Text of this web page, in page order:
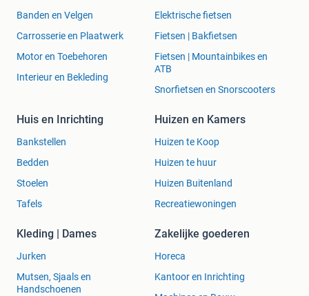
Banden en Velgen
Carrosserie en Plaatwerk
Motor en Toebehoren
Interieur en Bekleding
Elektrische fietsen
Fietsen | Bakfietsen
Fietsen | Mountainbikes en
ATB
Snorfietsen en Snorscooters
Huis en Inrichting
Bankstellen
Bedden
Stoelen
Tafels
Huizen en Kamers
Huizen te Koop
Huizen te huur
Huizen Buitenland
Recreatiewoningen
Kleding | Dames
Jurken
Mutsen, Sjaals en
Handschoenen
Zakelijke goederen
Horeca
Kantoor en Inrichting